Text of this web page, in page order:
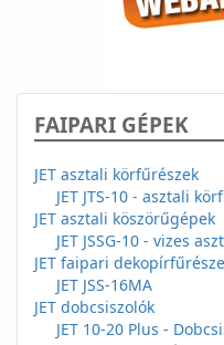
FAIPARI GÉPEK
JET asztali körfűrészek
JET JTS-10 - asztali
JET asztali köszörűgépek
JET JSSG-10 - vizes
JET faipari
JET JSS-16MA
JET dobcsiszolók
JET 10-20 Plus -